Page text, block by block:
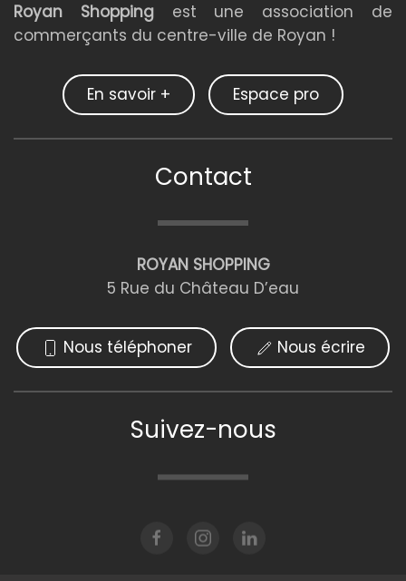
Royan Shopping est une association de
commerçants du centre-ville de Royan !
En savoir + Espace pro
Contact
ROYAN SHOPPING
5 Rue du Château D’eau
Nous téléphoner Nous écrire
Suivez-nous